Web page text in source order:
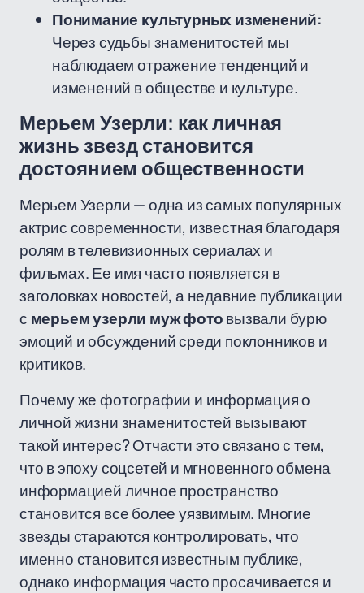
Понимание культурных изменений:
Через судьбы знаменитостей мы
наблюдаем отражение тенденций и
изменений в обществе и культуре.
Мерьем Узерли: как личная
жизнь звезд становится
достоянием общественности
Мерьем Узерли — одна из самых популярных
актрис современности, известная благодаря
ролям в телевизионных сериалах и
фильмах. Ее имя часто появляется в
заголовках новостей, а недавние публикации
с мерьем узерли муж фотовызвали бурю
эмоций и обсуждений среди поклонников и
критиков.
Почему же фотографии и информация о
личной жизни знаменитостей вызывают
такой интерес? Отчасти это связано с тем,
что в эпоху соцсетей и мгновенного обмена
информацией личное пространство
становится все более уязвимым. Многие
звезды стараются контролировать, что
именно становится известным публике,
однако информация часто просачивается и